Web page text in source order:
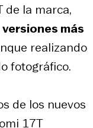
de la marca,
versiones más
realizando
fotográfico.
de los nuevos
17T